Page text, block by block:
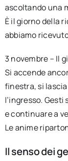
ascoltando una
È il giorno della
abbiamo
3 novembre – Il
Si accende
finestra, si lascia
l’ingresso.
e continuare a
Le anime
Il senso dei